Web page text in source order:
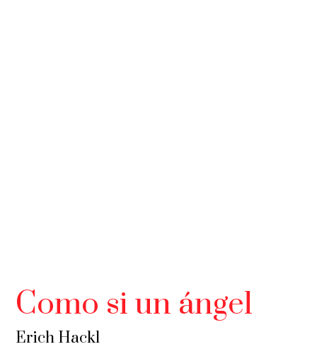
Como si un ángel
Erich Hackl